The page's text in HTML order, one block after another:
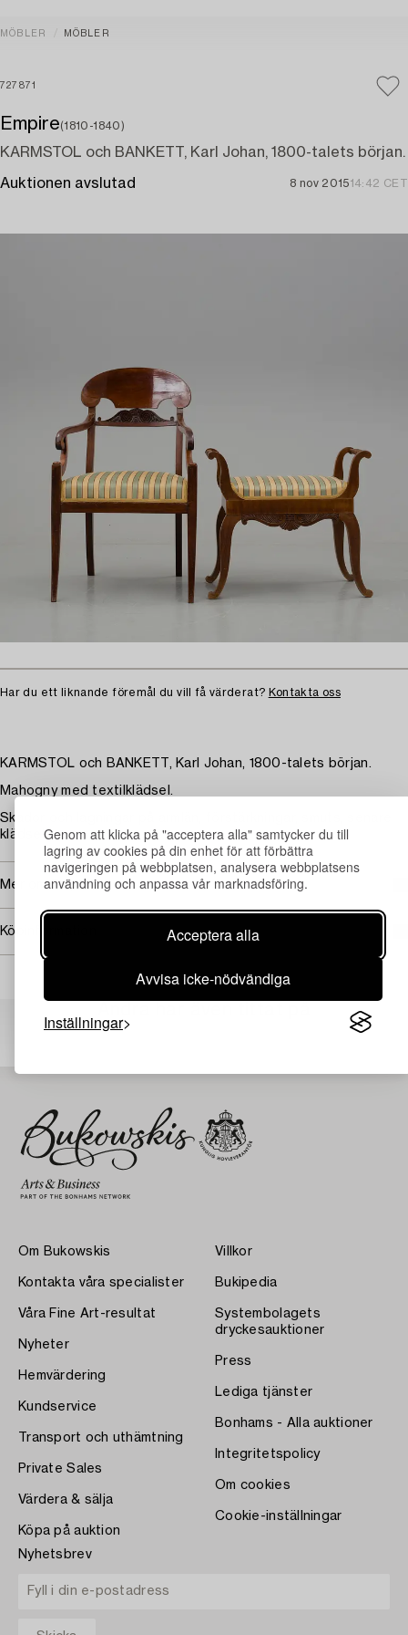
Genom att klicka på "acceptera alla" samtycker du till
lagring av cookies på din enhet för att förbättra
navigeringen på webbplatsen, analysera webbplatsens
användning och anpassa vår marknadsföring.
Acceptera alla
Avvisa icke-nödvändiga
Inställningar
MÖBLER MÖBLER
727871
Empire(1810-1840)
KARMSTOL och BANKETT, Karl Johan, 1800-talets början.
Auktionen avslutad 8 nov 201514:42 CET
Har du ett liknande föremål du vill få värderat? Kontakta oss
KARMSTOL och BANKETT, Karl Johan, 1800-talets början.
Mahogny med textilklädsel.
Skador och lagningar på armlän, förstärkningar, smuts, senare
klädsel.
Mer om Empire
Köpinformation
Om Bukowskis
Kontakta våra specialister
Våra Fine Art-resultat
Nyheter
Hemvärdering
Kundservice
Transport och uthämtning
Private Sales
Värdera & sälja
Köpa på auktion
Villkor
Bukipedia
Systembolagets
dryckesauktioner
Press
Lediga tjänster
Bonhams - Alla auktioner
Integritetspolicy
Om cookies
Cookie-inställningar
Nyhetsbrev